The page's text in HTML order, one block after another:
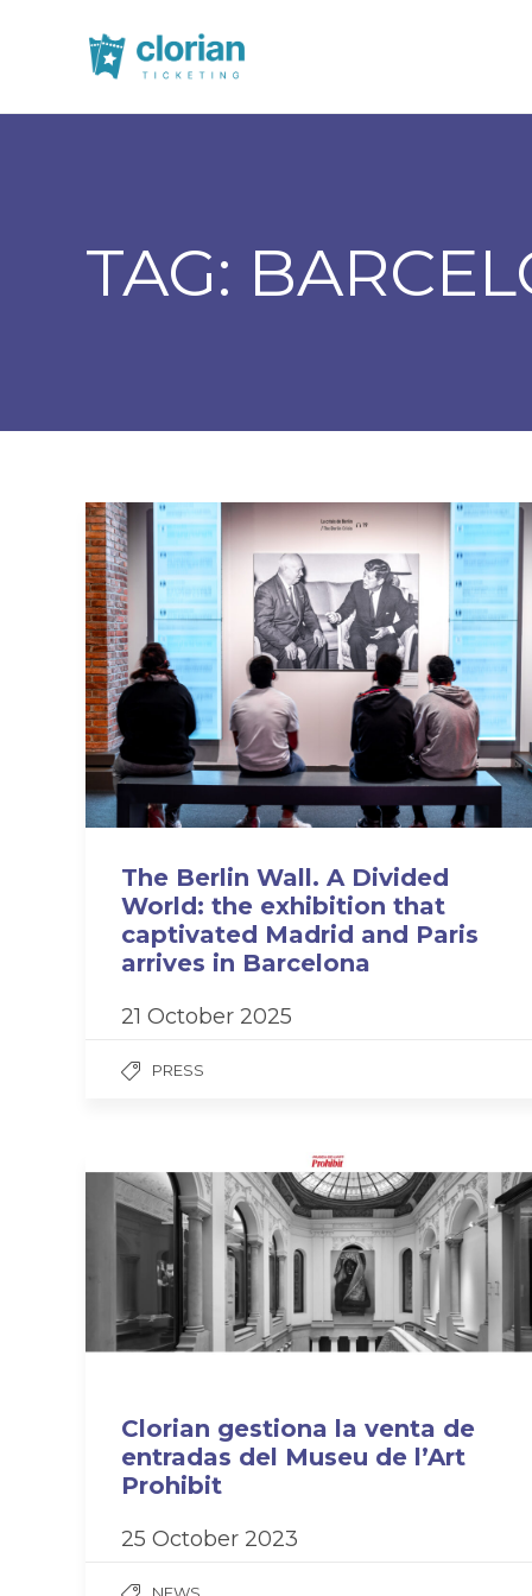
TAG:
The Berlin Wall. A Divided
World: the exhibition that
captivated Madrid and Paris
arrives in Barcelona
21 October 2025
PRESS
Clorian gestiona la venta de
entradas del Museu de l’Art
Prohibit
25 October 2023
NEWS